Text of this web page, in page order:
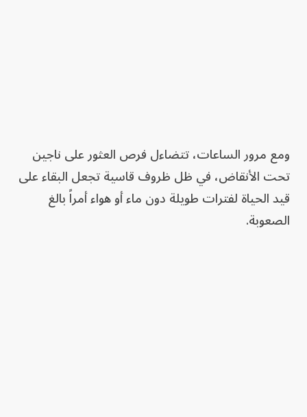
ومع مرور الساعات، تتضاءل فرص العثور على ناجين
تحت الأنقاض، في ظل ظروف قاسية تجعل البقاء على
قيد الحياة لفترات طويلة دون ماء أو هواء أمراً بالغ
الصعوبة.